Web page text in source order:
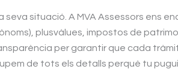
situació. A MVA Assessors ens
plusvàlues, impostos de
per garantir que cada
de tots els detalls perquè tu